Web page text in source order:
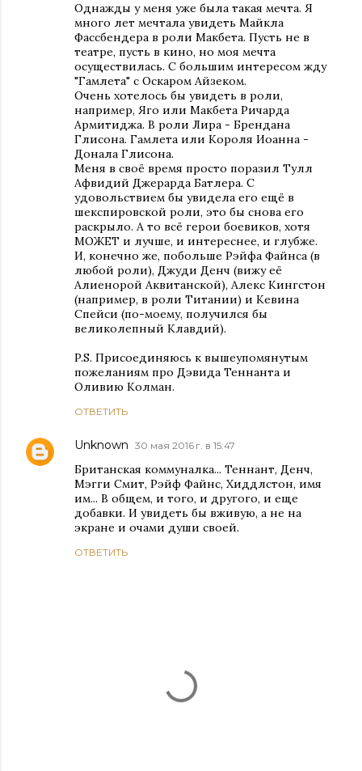
Однажды у меня уже была такая мечта. Я
много лет мечтала увидеть Майкла
Фассбендера в роли Макбета. Пусть не в
театре, пусть в кино, но моя мечта
осуществилась. С большим интересом жду
"Гамлета" с Оскаром Айзеком.
Очень хотелось бы увидеть в роли,
например, Яго или Макбета Ричарда
Армитиджа. В роли Лира - Брендана
Глисона. Гамлета или Короля Иоанна -
Донала Глисона.
Меня в своё время просто поразил Тулл
Афвидий Джерарда Батлера. С
удовольствием бы увидела его ещё в
шекспировской роли, это бы снова его
раскрыло. А то всё герои боевиков, хотя
МОЖЕТ и лучше, и интереснее, и глубже.
И, конечно же, побольше Рэйфа Файнса (в
любой роли), Джуди Денч (вижу её
Алиенорой Аквитанской), Алекс Кингстон
(например, в роли Титании) и Кевина
Спейси (по-моему, получился бы
великолепный Клавдий).
P.S. Присоединяюсь к вышеупомянутым
пожеланиям про Дэвида Теннанта и
Оливию Колман.
ОТВЕТИТЬ
Unknown 30 мая 2016 г. в 15:47
Британская коммуналка... Теннант, Денч,
Мэгги Смит, Рэйф Файнс, Хиддлстон, имя
им... В общем, и того, и другого, и еще
добавки. И увидеть бы вживую, а не на
экране и очами души своей.
ОТВЕТИТЬ